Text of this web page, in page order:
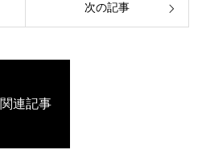
次の記事
関連記事